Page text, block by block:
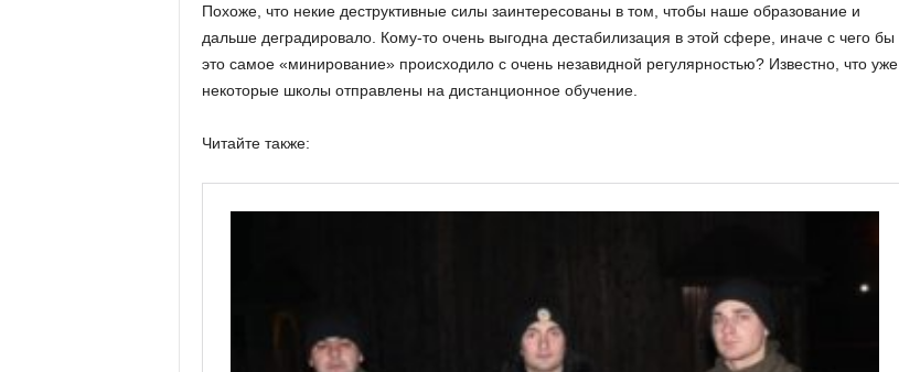
Похоже, что некие деструктивные силы заинтересованы в том, чтобы наше образование и
дальше деградировало. Кому-то очень выгодна дестабилизация в этой сфере, иначе с чего бы
это самое «минирование» происходило с очень незавидной регулярностью? Известно, что уже
некоторые школы отправлены на дистанционное обучение.
Читайте также: